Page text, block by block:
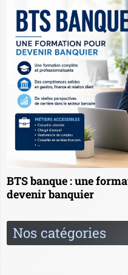
BTS banque : une
devenir banquier
Nos catégories